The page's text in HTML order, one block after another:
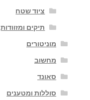
ציוד שטח
תיקים ומזוודות
מוניטורים
מחשוב
סאונד
סוללות ומטענים